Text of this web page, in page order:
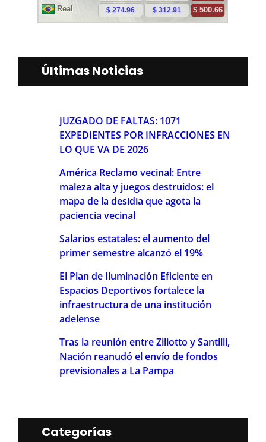
Últimas Noticias
JUZGADO DE FALTAS: 1071
EXPEDIENTES POR INFRACCIONES EN
LO QUE VA DE 2026
América Reclamo vecinal: Entre
maleza alta y juegos destruidos: el
mapa de la desidia que agota la
paciencia vecinal
Salarios estatales: el aumento del
primer semestre alcanzó el 19%
El Plan de Iluminación Eficiente en
Espacios Deportivos fortalece la
infraestructura de una institución
adelense
Tras la reunión entre Ziliotto y Santilli,
Nación reanudó el envío de fondos
previsionales a La Pampa
Categorías